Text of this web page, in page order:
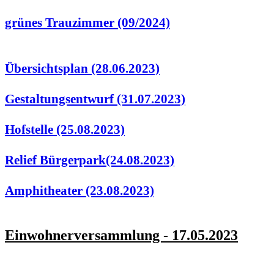
grünes Trauzimmer (09/2024)
Übersichtsplan (28.06.2023)
Gestaltungsentwurf (31.07.2023)
Hofstelle (25.08.2023)
Relief Bürgerpark(24.08.2023)
Amphitheater (23.08.2023)
Einwohnerversammlung - 17.05.2023